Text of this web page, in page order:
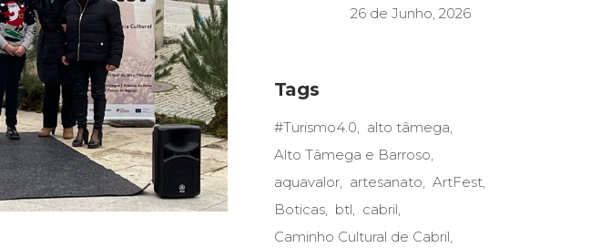
26 de Junho, 2026
Tags
#Turismo4.0
alto tâmega
Alto Tâmega e Barroso
aquavalor
artesanato
ArtFest
Boticas
btl
cabril
Caminho Cultural de Cabril